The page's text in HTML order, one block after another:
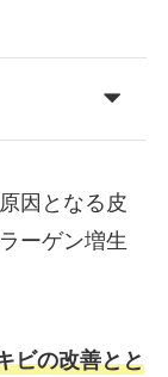
因となる皮
ーゲン増生
ビの改善とと